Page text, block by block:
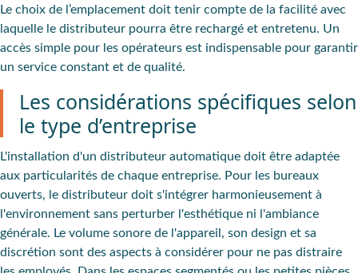
Le choix de l’emplacement doit tenir compte de la facilité avec
laquelle le distributeur pourra être rechargé et entretenu. Un
accès simple pour les opérateurs est indispensable pour garantir
un service constant et de qualité.
Les considérations spécifiques selon
le type d’entreprise
L'installation d'un distributeur automatique doit être adaptée
aux particularités de chaque entreprise. Pour les bureaux
ouverts, le distributeur doit s'intégrer harmonieusement à
l'environnement sans perturber l'esthétique ni l'ambiance
générale. Le volume sonore de l'appareil, son design et sa
discrétion sont des aspects à considérer pour ne pas distraire